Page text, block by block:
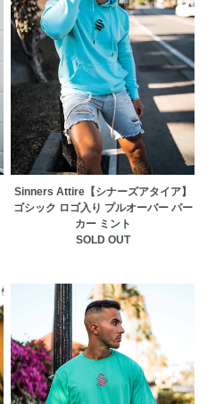
Sinners Attire【シナーズアタイア】
ゴシック ロゴ入り プルオーバー パー
カー ミント
SOLD OUT